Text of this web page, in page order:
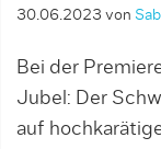
30.06.2023 von
Bei der
Jubel: Der
auf